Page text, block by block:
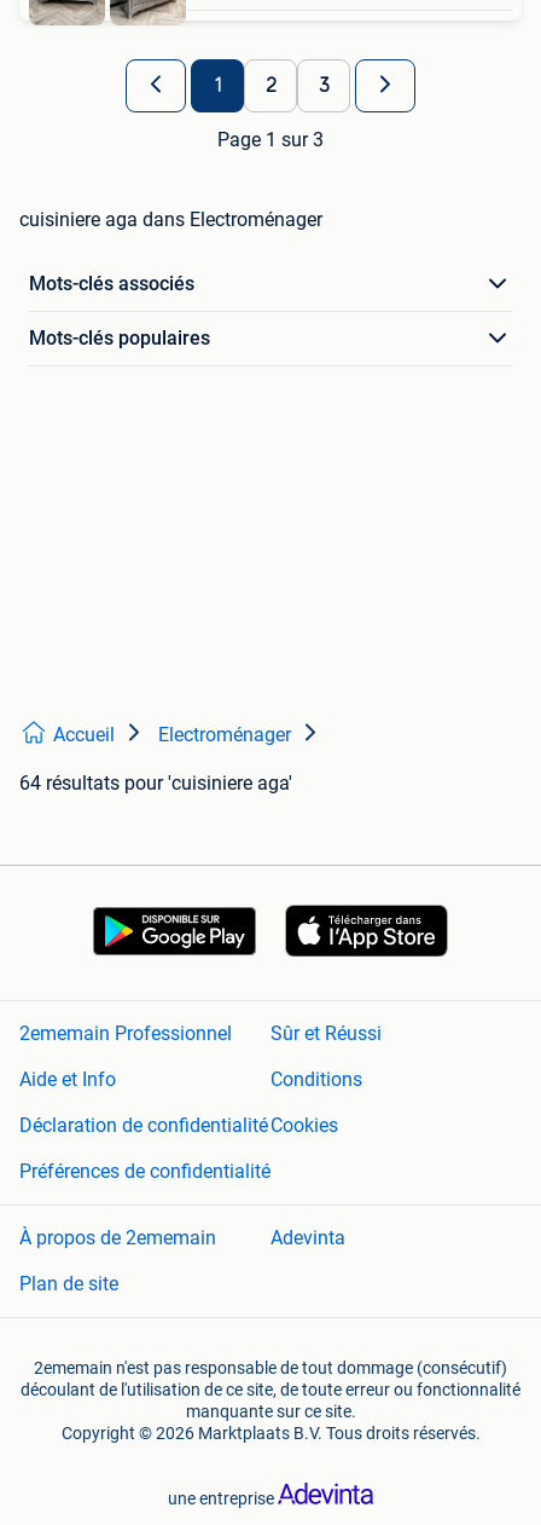
1 2 3
Page 1 sur 3
cuisiniere aga dans Electroménager
Mots-clés associés
Mots-clés populaires
Accueil Electroménager
64 résultats pour 'cuisiniere aga'
2ememain Professionnel
Sûr et Réussi
Aide et Info
Conditions
Déclaration de confidentialitéCookies
Préférences de confidentialité
À propos de 2ememain
Adevinta
Plan de site
2ememain n'est pas responsable de tout dommage (consécutif)
découlant de l'utilisation de ce site, de toute erreur ou fonctionnalité
manquante sur ce site.
Copyright © 2026 Marktplaats B.V. Tous droits réservés.
une entreprise